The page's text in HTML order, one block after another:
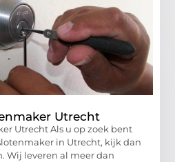
Utrecht
Utrecht Als u op zoek bent
in Utrecht, kijk dan
Wij leveren al meer dan